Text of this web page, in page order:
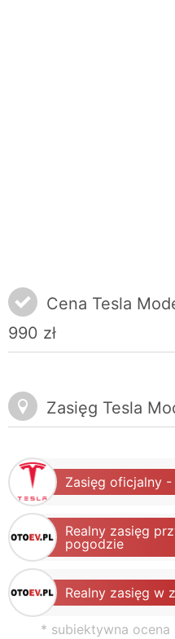
Cena Tesla
990 zł
Zasięg Tesla
Zasięg oficjalny -
Realny zasięg
pogodzie
Realny zasięg w
* subiektywna ocena